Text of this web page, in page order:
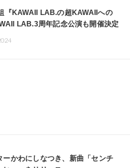
『KAWAII LAB.の超KAWAIIへの
LAB.3周年記念公演も開催決定
ーかわにしなつき、新曲「センチ